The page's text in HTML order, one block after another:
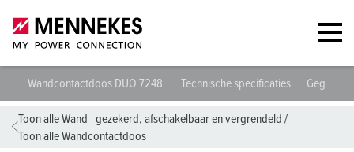
Wandcontactdoos DUO 7248 Technische specificaties
Toon alle Wand - gezekerd, afschakelbaar en vergrendeld /
Toon alle Wandcontactdoos